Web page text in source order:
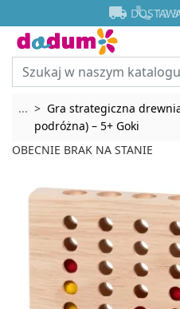



... Rozwiń breadcrumbs
Gra strategiczna
podróżna) – 5+ Goki
OBECNIE BRAK NA STANIE